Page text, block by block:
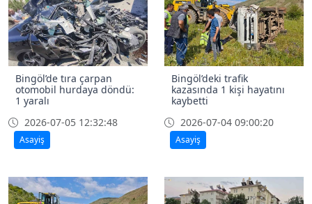
Bingöl’de tıra çarpan
otomobil hurdaya döndü:
1 yaralı
2026-07-05 12:32:48
Asayiş
Bingöl’deki trafik
kazasında 1 kişi hayatını
kaybetti
2026-07-04 09:00:20
Asayiş